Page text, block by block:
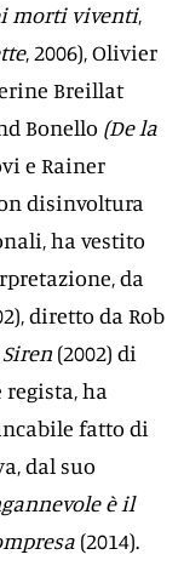
morti viventi,
, 2006), Olivier
Breillat
Bonello (De la
e Rainer
disinvoltura
ha vestito
da
diretto da Rob
Siren (2002) di
ha
fatto di
dal suo
è il
(2014).